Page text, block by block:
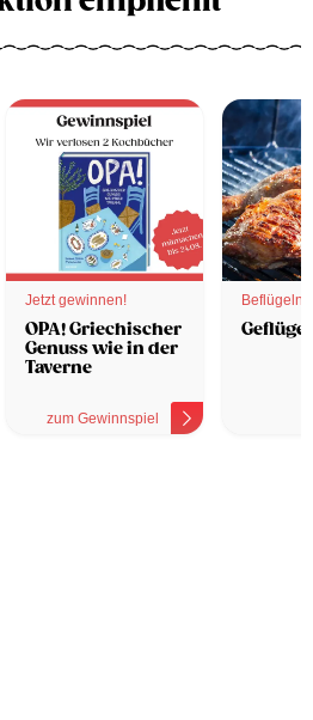
Jetzt gewinnen!
OPA! Griechischer
Genuss wie in der
Taverne
zum Gewinnspiel